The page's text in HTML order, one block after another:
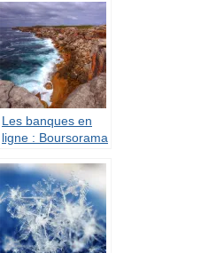
Les banques en
ligne : Boursorama